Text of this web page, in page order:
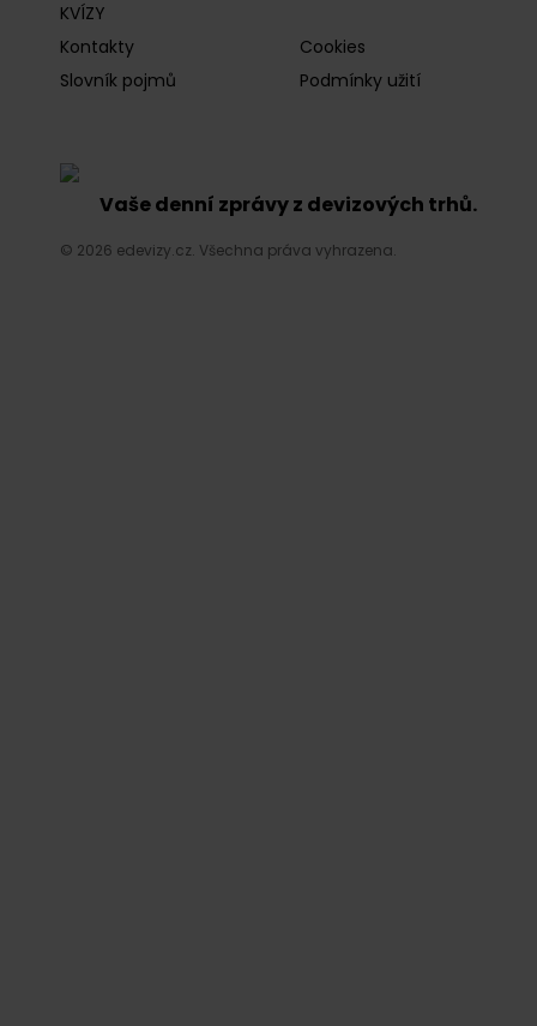
KVÍZY
Kontakty
Cookies
Slovník pojmů
Podmínky užití
Vaše denní zprávy z devizových trhů.
© 2026 edevizy.cz. Všechna práva vyhrazena.